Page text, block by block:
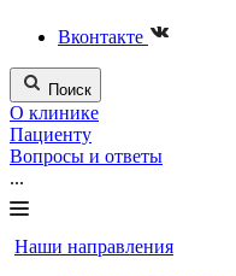
Вконтакте
Поиск
О клинике
Пациенту
Вопросы и ответы
...
Наши направления